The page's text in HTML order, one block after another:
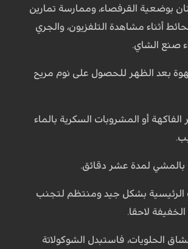
بوضعية القرفصاء، وممارسة تمارين
أثناء مشاهدة التلفزيون، والجري
صنع الشاي.
بعد الظهر للحصول على نوم مريح
أو المشروبات السكرية بالماء
بالمشي لمدة عشر دقائق.
الرئيسية بشكل جيد ومنتظم لتجنب
لاحقا.
الحلويات، فاستبدل الشوكولاتة